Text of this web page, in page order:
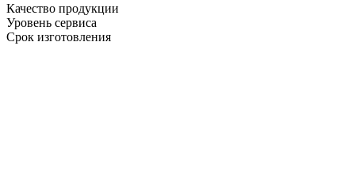
Качество продукции
Уровень сервиса
Срок изготовления